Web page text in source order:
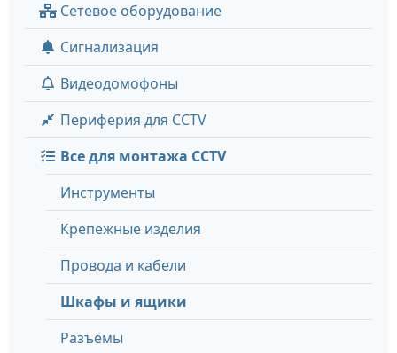
Сетевое оборудование
Сигнализация
Видеодомофоны
Периферия для CCTV
Все для монтажа CCTV
Инструменты
Крепежные изделия
Провода и кабели
Шкафы и ящики
Разъёмы